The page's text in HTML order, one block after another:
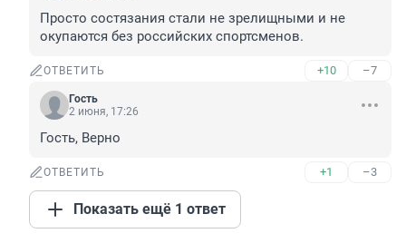
Просто состязания стали не зрелищными и не
окупаются без российских спортсменов.
ОТВЕТИТЬ +10 –7
Гость
2 июня, 17:26
Гость, Верно
ОТВЕТИТЬ +1 –3
Показать ещё 1 ответ